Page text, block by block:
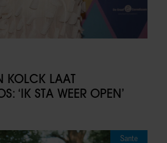
KOLCK LAAT
‘IK STA WEER OPEN’
Sante